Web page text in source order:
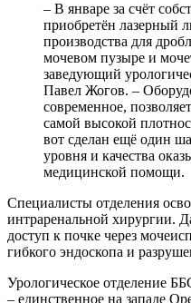
– В январе за счёт
приобретён лазерный
производства для
мочевом пузыре и
заведующий
Павел Жогов. –
современное,
самой высокой
вот сделан ещё один
уровня и качества
медицинской помощи.
Специалисты отделения
интраренальной хирургии.
доступ к почке через
гибкого эндоскопа и
Урологическое отделение
– единственное на западе